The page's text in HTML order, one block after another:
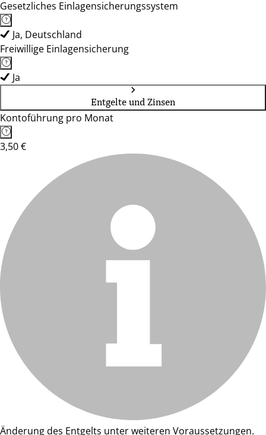
Gesetzliches Einlagensicherungssystem
Ja, Deutschland
Freiwillige Einlagensicherung
Ja
Entgelte und Zinsen
Kontoführung pro Monat
3,50 €
Änderung des Entgelts unter weiteren Voraussetzungen.